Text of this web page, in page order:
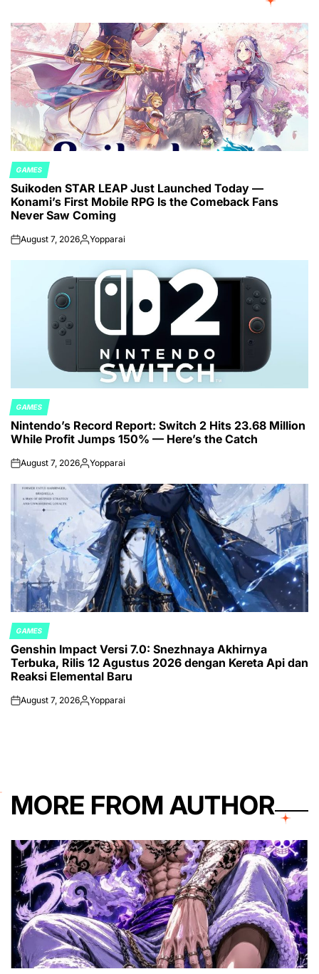
POSTED
IN
GAMES
Suikoden STAR LEAP Just Launched Today —
Konami’s First Mobile RPG Is the Comeback Fans
Never Saw Coming
onAugust 7, 2026Posted
Yopparai
POSTED
IN
GAMES
Nintendo’s Record Report: Switch 2 Hits 23.68 Million
While Profit Jumps 150% — Here’s the Catch
onAugust 7, 2026Posted
Yopparai
POSTED
IN
GAMES
Genshin Impact Versi 7.0: Snezhnaya Akhirnya
Terbuka, Rilis 12 Agustus 2026 dengan Kereta Api dan
Reaksi Elemental Baru
onAugust 7, 2026Posted
Yopparai
MORE FROM AUTHOR